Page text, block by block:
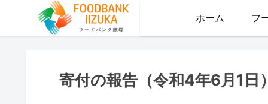
ホーム フ
寄付の報告（令和4年6月1日）